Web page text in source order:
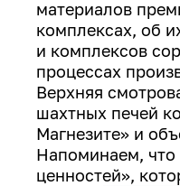
материалов
комплексах, об
и комплексов
процессах
Верхняя
шахтных печей
Магнезите» и
Напоминаем, что
ценностей»,